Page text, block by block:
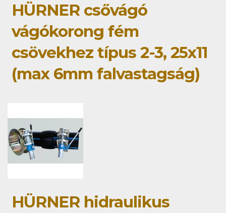
HÜRNER csővágó
vágókorong fém
csövekhez típus 2-3, 25x11
(max 6mm falvastagság)
HÜRNER hidraulikus